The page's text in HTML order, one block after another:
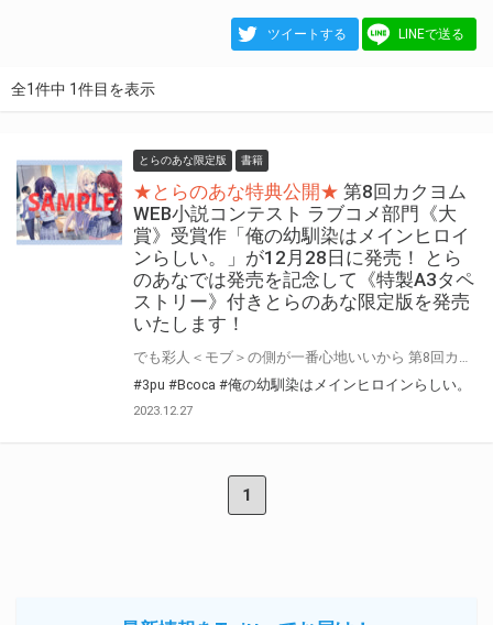
ツイートする LINEで送る
全1件中 1件目を表示
とらのあな限定版 書籍
★とらのあな特典公開★ 第8回カクヨム
WEB小説コンテスト ラブコメ部門《大
賞》受賞作「俺の幼馴染はメインヒロイ
ンらしい。」が12月28日に発売！ とら
のあなでは発売を記念して《特製A3タペ
ストリー》付きとらのあな限定版を発売
いたします！
#3pu #Bcoca #俺の幼馴染はメインヒロインらしい。
2023.12.27
1